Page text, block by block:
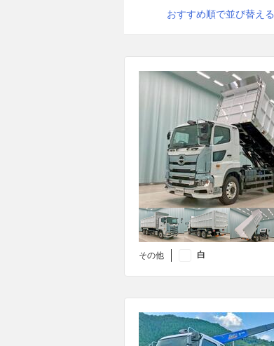
おすすめ順で並び替える
その他 白